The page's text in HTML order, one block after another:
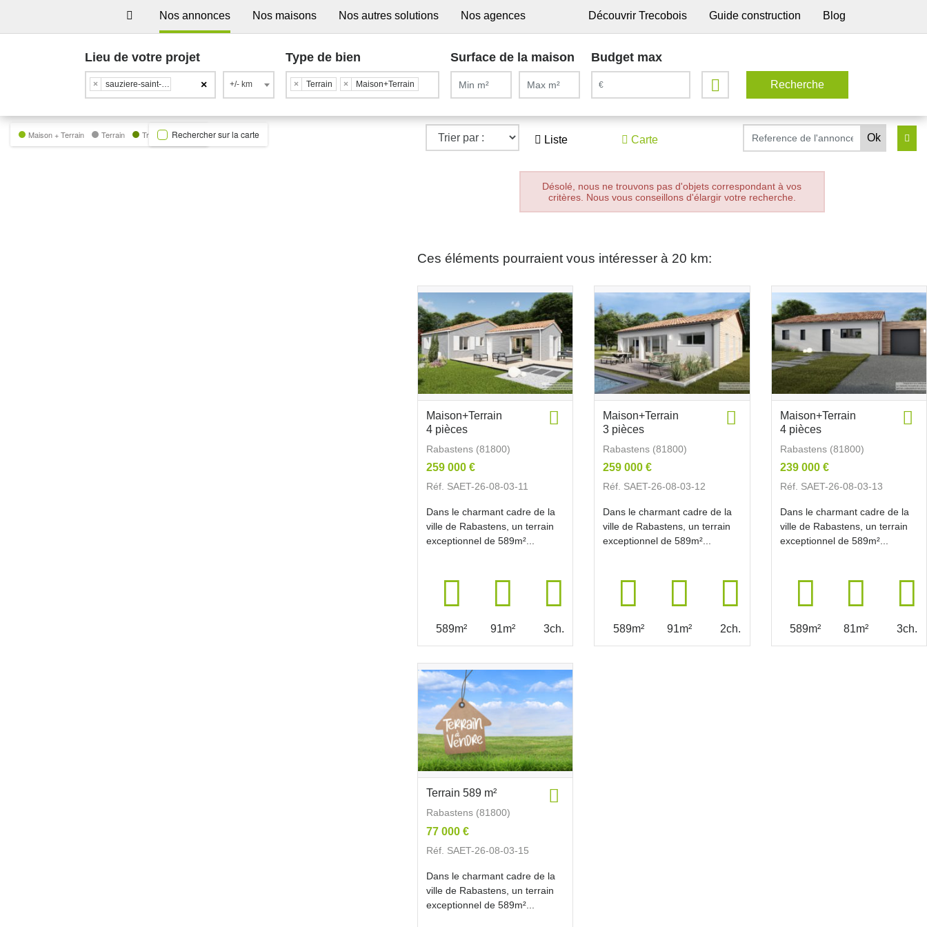
Nos annonces Nos maisons Nos autres solutions Nos agences Découvrir Trecobois Guide construction Blog
Lieu de votre projet
×
× sauziere-saint-jean +/- km
Type de bien
× Terrain × Maison+Terrain
Surface de la maison Budget max
Liste Carte
Maison + Terrain Terrain Trecobat GreenRechercher sur la carte
Désolé, nous ne trouvons pas d'objets correspondant à vos
critères. Nous vous conseillons d'élargir votre recherche.
Ces éléments pourraient vous intéresser à 20 km:
Maison+Terrain
4 pièces
Rabastens (81800)
259 000 €
Réf. SAET-26-08-03-11
Dans le charmant cadre de la
ville de Rabastens, un terrain
exceptionnel de 589m²...
589m² 91m² 3ch.
Maison+Terrain
3 pièces
Rabastens (81800)
259 000 €
Réf. SAET-26-08-03-12
Dans le charmant cadre de la
ville de Rabastens, un terrain
exceptionnel de 589m²...
589m² 91m² 2ch.
Maison+Terrain
4 pièces
Rabastens (81800)
239 000 €
Réf. SAET-26-08-03-13
Dans le charmant cadre de la
ville de Rabastens, un terrain
exceptionnel de 589m²...
589m² 81m² 3ch.
Terrain 589 m²
Rabastens (81800)
77 000 €
Réf. SAET-26-08-03-15
Dans le charmant cadre de la
ville de Rabastens, un terrain
exceptionnel de 589m²...